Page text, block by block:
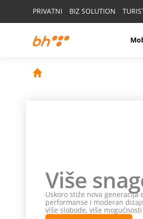
PRIVATNI BIZ SOLUTION
Više
Uskoro stiže nova generacija
performanse i moderan
više slobode, više